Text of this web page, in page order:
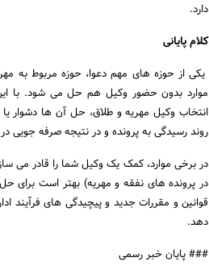
دارد.
کلام پایانی
یکی از حوزه های مهم دعوا، حوزه مربوط به
موارد بدون حضور وکیل هم حل می شود. با
انتخاب وکیل مهریه و طلاق، حل آن ها دشوار
روند رسیدگی به پرونده و در نتیجه صرفه جویی
در برخی موارد، کمک یک وکیل شما را قادر می
در پرونده های نفقه و مهریه) بهتر است
قوانین و مقررات جدید و پیچیدگی های فرآیند
دهد.
### پایان خبر رسمی